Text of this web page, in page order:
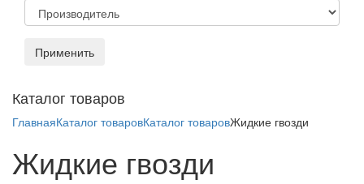
Применить
Каталог товаров
ГлавнаяКаталог товаровКаталог товаровЖидкие гвозди
Жидкие гвозди